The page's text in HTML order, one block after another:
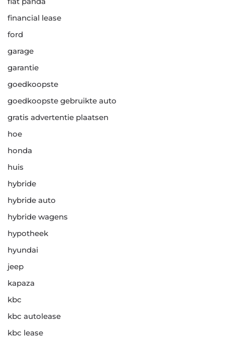
financial lease
ford
garage
garantie
goedkoopste
goedkoopste gebruikte auto
gratis advertentie plaatsen
hoe
honda
huis
hybride
hybride auto
hybride wagens
hypotheek
hyundai
jeep
kapaza
kbc
kbc autolease
kbc lease